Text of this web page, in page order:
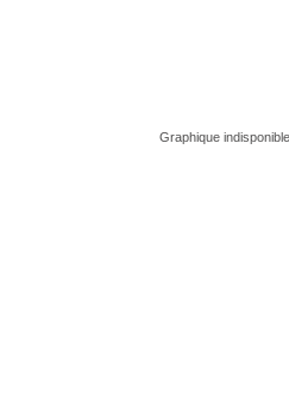
Graphique indisponible